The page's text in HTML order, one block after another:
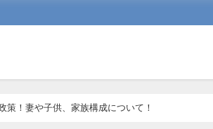
策！妻や子供、家族構成について！